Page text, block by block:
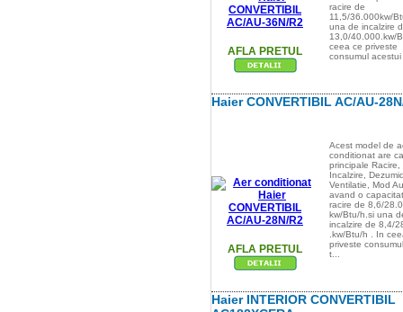
AFLA PRETUL
racire de
11,5/36.000kw/
una de incalzire
13,0/40.000.kw/
ceea ce priveste
consumul acestui
Haier CONVERTIBIL AC/AU-
AFLA PRETUL
Acest model de
conditionat are
principale Racire,
Incalzire,
Ventilatie, Mod
avand o
racire de 8,6/
kw/Btu/h.si una
incalzire de 8,4/
.kw/Btu/h . In
priveste
t...
Haier INTERIOR CONVERTIBIL